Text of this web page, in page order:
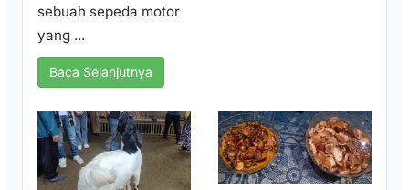
sebuah sepeda motor
yang ...
Baca Selanjutnya